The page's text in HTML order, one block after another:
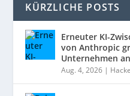
KÜRZLICHE POSTS
Erneuter KI-
von Anthropic
Unternehmen an
Aug. 4, 2026 |